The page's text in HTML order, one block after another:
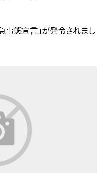
事態宣言」が発令されまし